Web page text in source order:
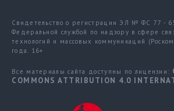
Свидетельство о регистрации ЭЛ № ФС 77 -
Федеральной службой по надзору в сфере
технологий и массовых коммуникаций
года. 16+
Все материалы сайта доступны по лицензии:
COMMONS ATTRIBUTION 4.0